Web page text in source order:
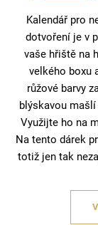
Kalendář pro
dotvoření je v
vaše hřiště na
velkého boxu
růžové barvy
blýskavou mašlí
Využijte ho na
Na tento dárek
totiž jen tak